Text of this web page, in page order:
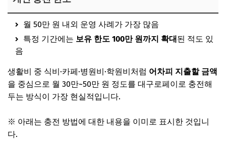
월 50만 원 내외 운영 사례가 가장 많음
특정 기간에는 보유 한도 100만 원까지 확대 된 적도 있
음
생활비 중 식비·카페·병원비·학원비처럼 어차피 지출할 금액
을 중심으로 월 30만~50만 원 정도를 대구로페이로 충전해
두는 방식이 가장 현실적입니다.
※ 아래는 충전 방법에 대한 내용을 이미로 표시한 것입니
다.